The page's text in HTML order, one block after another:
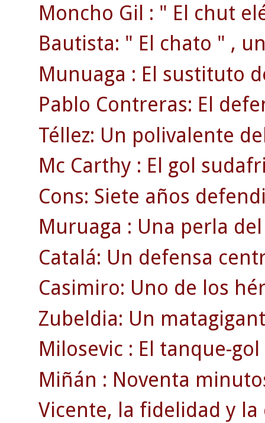
Moncho Gil : " El chut
Bautista: " El chato " ,
Munuaga : El sustituto
Pablo Contreras: El
Téllez: Un polivalente
Mc Carthy : El gol
Cons: Siete años
Muruaga : Una perla
Catalá: Un defensa
Casimiro: Uno de los
Zubeldia: Un
Milosevic : El tanque-
Miñán : Noventa
Vicente, la fidelidad y